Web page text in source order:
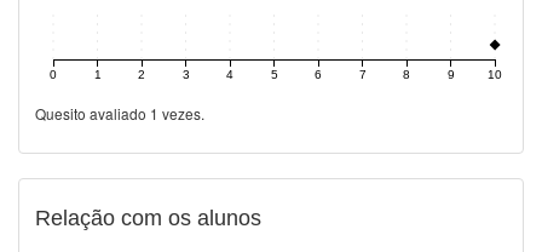
0 1 2 3 4 5 6 7 8 9 10
Quesito avaliado 1 vezes.
Relação com os alunos